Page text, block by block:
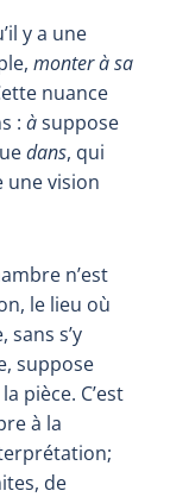
y a une
monter à sa
nuance
: àsuppose
dans, qui
une vision
n’est
le lieu où
s’y
suppose
pièce. C’est
à la
de